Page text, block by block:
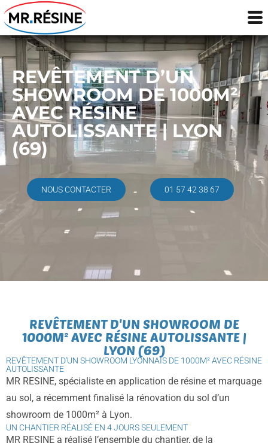
REVÊTEMENT D’UN
SHOWROOM DE 1000M²
AVEC RÉSINE
AUTOLISSANTE | LYON
(69)
NOUS CONTACTER 01 57 42 38 67
REVÊTEMENT D'UN SHOWROOM DE
1000M² AVEC RÉSINE AUTOLISSANTE |
LYON (69)
REVÊTEMENT D'UN SHOWROOM LYONNAIS DE 1000M² AVEC RÉSINE
AUTOLISSANTE
MR RESINE, spécialiste en application de résine et marquage
au sol, a récemment finalisé la rénovation du sol d’un
showroom de 1000m² à Lyon.
UN CHANTIER RÉALISÉ EN 4 JOURS SEULEMENT
MR RESINE a réalisé l’ensemble du chantier, de la